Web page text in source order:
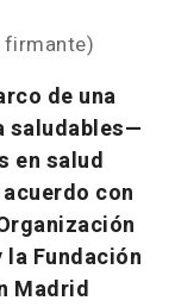
de una
saludables—
en salud
con
Fundación
Madrid